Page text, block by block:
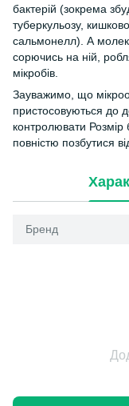
бактерій (зокрема
туберкульозу,
сальмонелл). А
сорючись на ній,
мікробів.
Зауважимо, що
пристосовуються до
контролювати
повністю позбутися
Бренд